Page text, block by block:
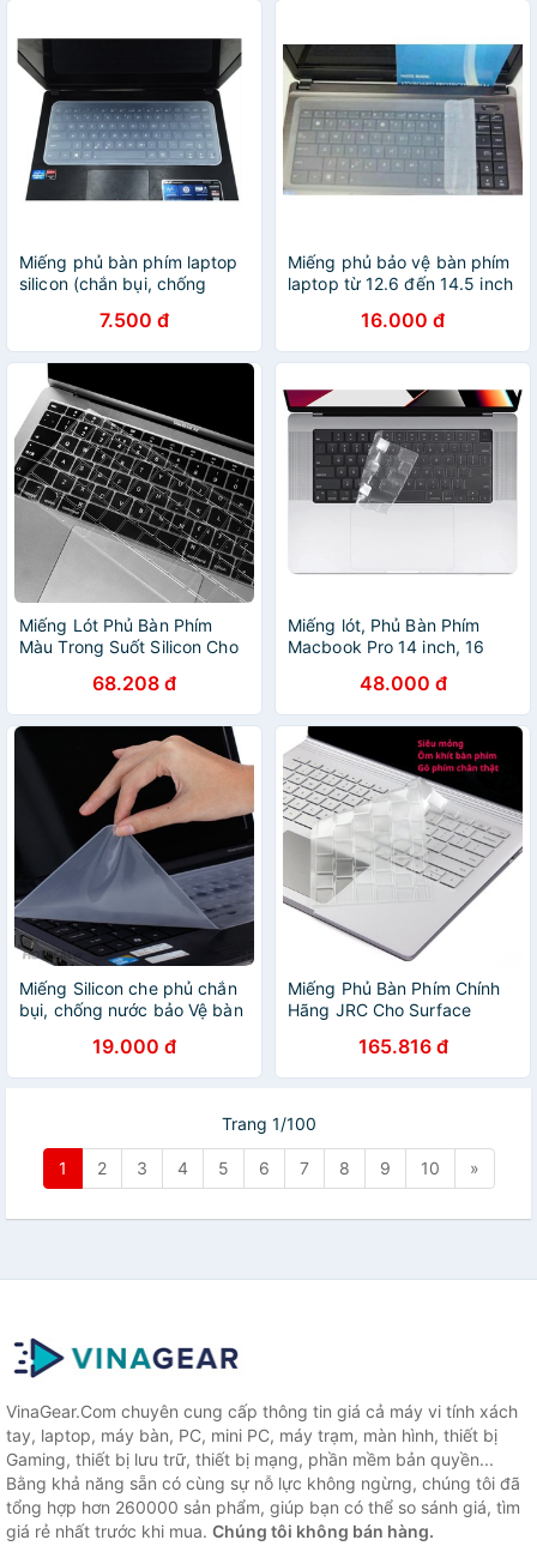
Miếng phủ bàn phím laptop
silicon (chắn bụi, chống
7.500 đ
Miếng phủ bảo vệ bàn phím
laptop từ 12.6 đến 14.5 inch
16.000 đ
Miếng Lót Phủ Bàn Phím
Màu Trong Suốt Silicon Cho
68.208 đ
Miếng lót, Phủ Bàn Phím
Macbook Pro 14 inch, 16
48.000 đ
Miếng Silicon che phủ chắn
bụi, chống nước bảo Vệ bàn
19.000 đ
Miếng Phủ Bàn Phím Chính
Hãng JRC Cho Surface
165.816 đ
Trang 1/100
1 2 3 4 5 6 7 8 9 10 »
VinaGear.Com chuyên cung cấp thông tin giá cả máy vi tính xách
tay, laptop, máy bàn, PC, mini PC, máy trạm, màn hình, thiết bị
Gaming, thiết bị lưu trữ, thiết bị mạng, phần mềm bản quyền...
Bằng khả năng sẵn có cùng sự nỗ lực không ngừng, chúng tôi đã
tổng hợp hơn 260000 sản phẩm, giúp bạn có thể so sánh giá, tìm
giá rẻ nhất trước khi mua. Chúng tôi không bán hàng.